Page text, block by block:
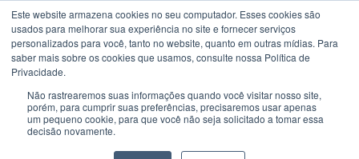
Este website armazena cookies no seu computador. Esses cookies são
usados ​​para melhorar sua experiência no site e fornecer serviços
personalizados para você, tanto no website, quanto em outras mídias. Para
saber mais sobre os cookies que usamos, consulte nossa Política de
Privacidade.
Não rastrearemos suas informações quando você visitar nosso site,
porém, para cumprir suas preferências, precisaremos usar apenas
um pequeno cookie, para que você não seja solicitado a tomar essa
decisão novamente.
CATEGORIA
indústria no Brasil